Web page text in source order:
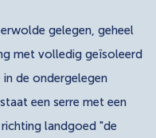
gelegen, geheel
met volledig geïsoleerd
de ondergelegen
een serre met een
landgoed "de